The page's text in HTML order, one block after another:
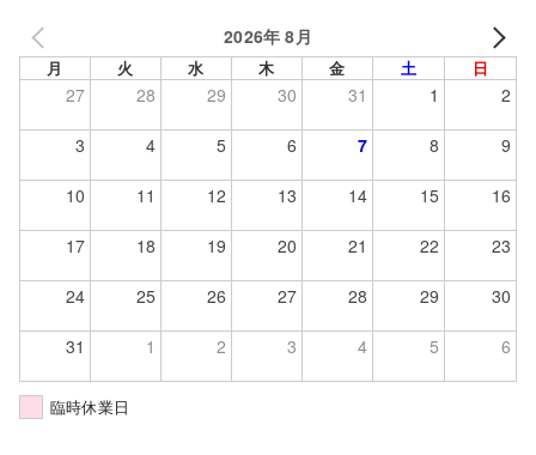
2026年 8月
月 火 水 木 金 土 日
27 28 29 30 31 1 2
3 4 5 6 7 8 9
10 11 12 13 14 15 16
17 18 19 20 21 22 23
24 25 26 27 28 29 30
31 1 2 3 4 5 6
臨時休業日